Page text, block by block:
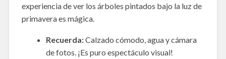
experiencia de ver los árboles pintados bajo la luz de
primavera es mágica.
Recuerda:Calzado cómodo, agua y cámara
de fotos. ¡Es puro espectáculo visual!